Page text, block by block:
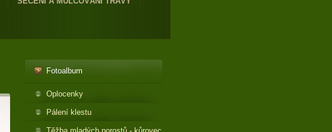
Fotoalbum
Oplocenky
Pálení klestu